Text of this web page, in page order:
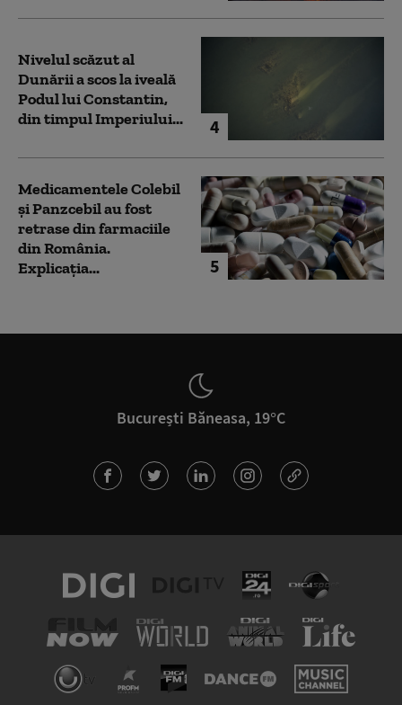
4
Nivelul scăzut al
Dunării a scos la iveală
Podul lui Constantin,
din timpul Imperiului...
5
Medicamentele Colebil
și Panzcebil au fost
retrase din farmaciile
din România.
Explicația...
București Băneasa, 19°C